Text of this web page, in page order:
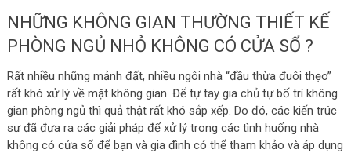
NHỮNG KHÔNG GIAN THƯỜNG THIẾT KẾ
PHÒNG NGỦ NHỎ KHÔNG CÓ CỬA SỔ ?
Rất nhiều những mảnh đất, nhiều ngôi nhà “đầu thừa đuôi thẹo”
rất khó xử lý về mặt không gian. Để tự tay gia chủ tự bố trí không
gian phòng ngủ thì quả thật rất khó sắp xếp. Do đó, các kiến trúc
sư đã đưa ra các giải pháp để xử lý trong các tình huống nhà
không có cửa sổ để bạn và gia đình có thể tham khảo và áp dụng